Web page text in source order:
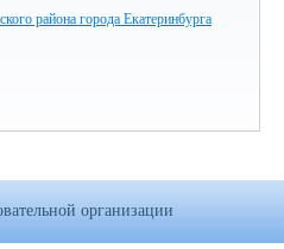
района города Екатеринбурга
организации